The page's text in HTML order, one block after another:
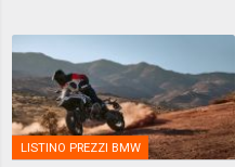
LISTINO PREZZI BMW